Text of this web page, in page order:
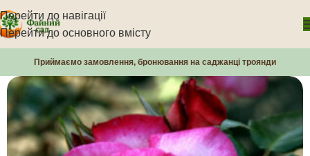
Перейти до навігації
Перейти до основного вмісту
Приймаємо замовлення, бронювання на саджанці троянди